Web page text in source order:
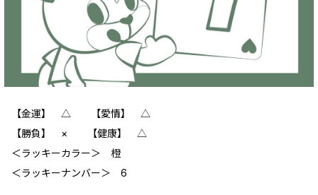
【金運】 △ 【愛情】 △
【勝負】 × 【健康】 △
＜ラッキーカラー＞ 橙
＜ラッキーナンバー＞ 6